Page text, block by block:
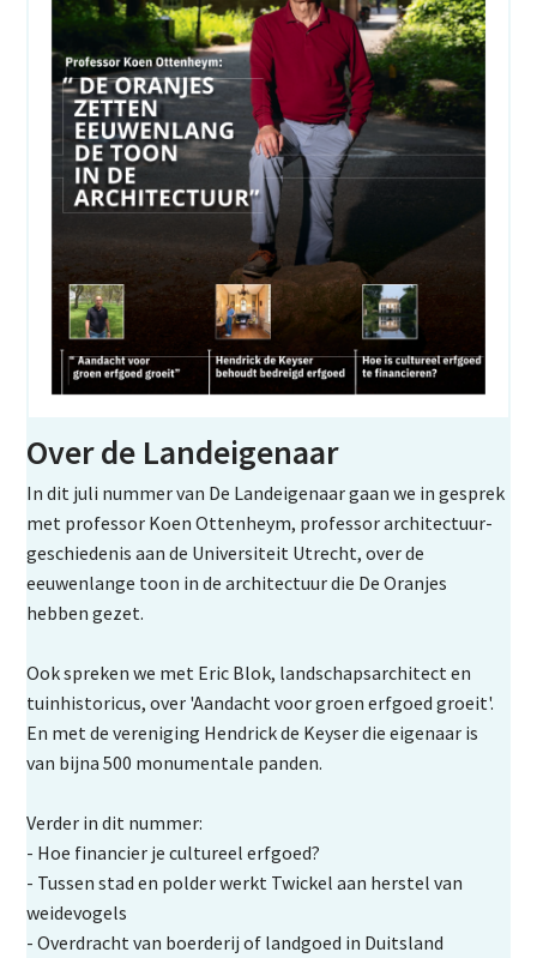
Over de Landeigenaar
In dit juli nummer van De Landeigenaar gaan we in gesprek
met professor Koen Ottenheym, professor architectuur-
geschiedenis aan de Universiteit Utrecht, over de
eeuwenlange toon in de architectuur die De Oranjes
hebben gezet.
Ook spreken we met Eric Blok, landschapsarchitect en
tuinhistoricus, over 'Aandacht voor groen erfgoed groeit'.
En met de vereniging Hendrick de Keyser die eigenaar is
van bijna 500 monumentale panden.
Verder in dit nummer:
- Hoe financier je cultureel erfgoed?
- Tussen stad en polder werkt Twickel aan herstel van
weidevogels
- Overdracht van boerderij of landgoed in Duitsland